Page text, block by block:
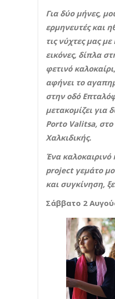
Για δύο μήνες,
ερμηνευτές και
τις νύχτες μας
εικόνες, δίπλα
φετινό
αφήνει το
στην οδό
μετακομίζει για
Porto Valitsa, στο
Χαλκιδικής.
Ένα καλοκαιρινό
projectγεμάτο
και συγκίνηση,
Σάββατο 2